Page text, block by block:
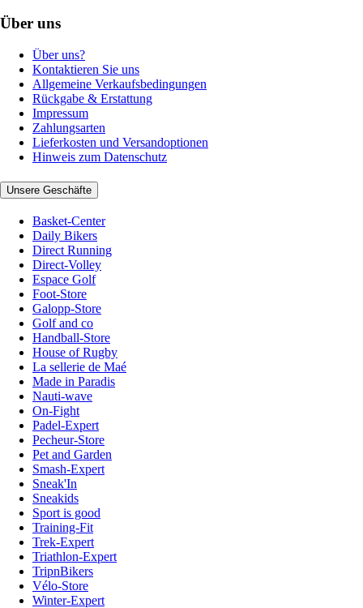
Über uns
Über uns?
Kontaktieren Sie uns
Allgemeine Verkaufsbedingungen
Rückgabe & Erstattung
Impressum
Zahlungsarten
Lieferkosten und Versandoptionen
Hinweis zum Datenschutz
Unsere Geschäfte
Basket-Center
Daily Bikers
Direct Running
Direct-Volley
Espace Golf
Foot-Store
Galopp-Store
Golf and co
Handball-Store
House of Rugby
La sellerie de Maé
Made in Paradis
Nauti-wave
On-Fight
Padel-Expert
Pecheur-Store
Pet and Garden
Smash-Expert
Sneak'In
Sneakids
Sport is good
Training-Fit
Trek-Expert
Triathlon-Expert
TripnBikers
Vélo-Store
Winter-Expert